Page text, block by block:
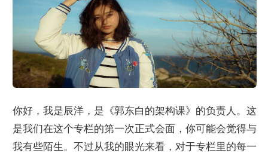
你好，我是辰洋，是《郭东白的架构课》的负责人。这
是我们在这个专栏的第一次正式会面，你可能会觉得与
我有些陌生。不过从我的眼光来看，对于专栏里的每一